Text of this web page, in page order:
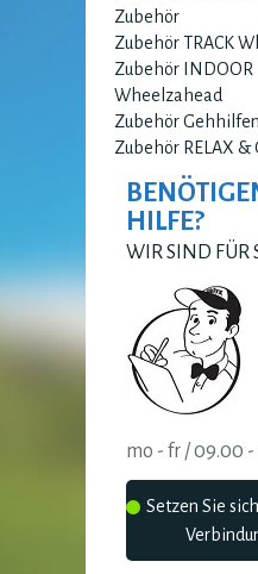
Zubehör
Zubehör TRACK
Zubehör INDOOR
Wheelzahead
Zubehör Gehhilfen
Zubehör RELAX &
HILFE?
WIR SIND FÜR
mo - fr / 09.00 -
Setzen Sie